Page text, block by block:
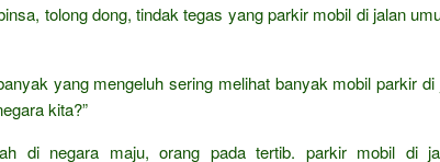
tolong dong, tindak tegas yang parkir mobil di jalan
yang mengeluh sering melihat banyak mobil parkir
kita?”
di negara maju, orang pada tertib. parkir mobil di